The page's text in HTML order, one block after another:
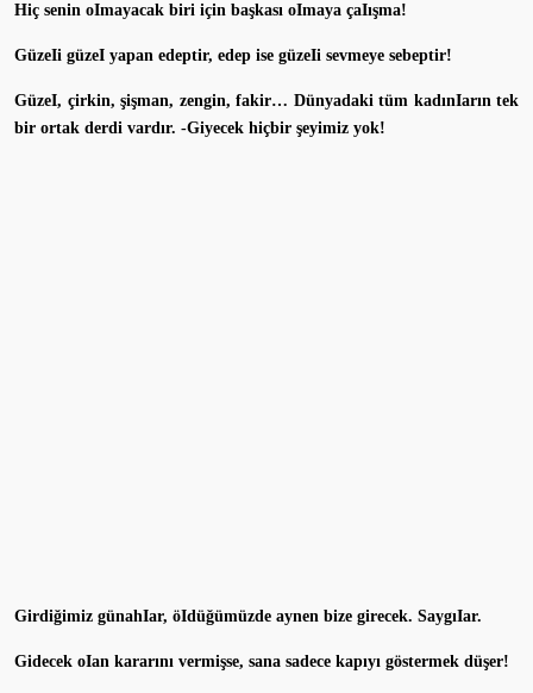
Hiç senin oImayacak biri için başkası oImaya çaIışma!
GüzeIi güzeI yapan edeptir, edep ise güzeIi sevmeye sebeptir!
GüzeI, çirkin, şişman, zengin, fakir… Dünyadaki tüm kadınIarın tek
bir ortak derdi vardır. -Giyecek hiçbir şeyimiz yok!
Girdiğimiz günahIar, öIdüğümüzde aynen bize girecek. SaygıIar.
Gidecek oIan kararını vermişse, sana sadece kapıyı göstermek düşer!